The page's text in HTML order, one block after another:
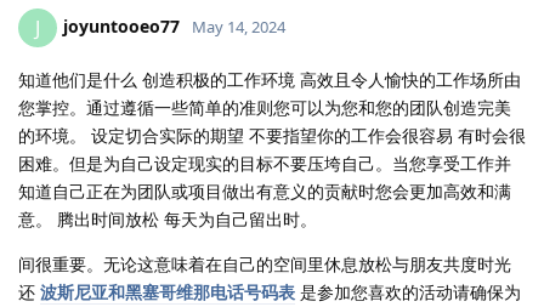
J joyuntooeo77 May 14, 2024
知道他们是什么 创造积极的工作环境 高效且令人愉快的工作场所由
您掌控。通过遵循一些简单的准则您可以为您和您的团队创造完美
的环境。 设定切合实际的期望 不要指望你的工作会很容易 有时会很
困难。但是为自己设定现实的目标不要压垮自己。当您享受工作并
知道自己正在为团队或项目做出有意义的贡献时您会更加高效和满
意。 腾出时间放松 每天为自己留出时。
间很重要。无论这意味着在自己的空间里休息放松与朋友共度时光
还 波斯尼亚和黑塞哥维那电话号码表 是参加您喜欢的活动请确保为